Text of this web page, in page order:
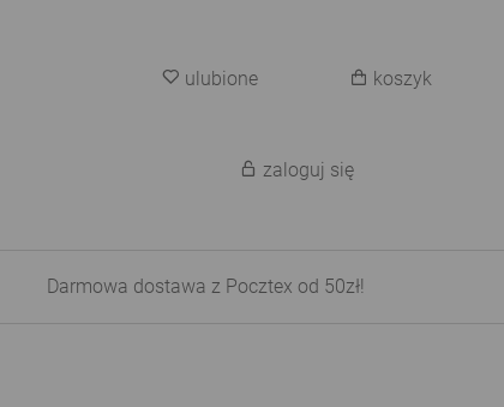
ulubione koszyk
zaloguj się
Darmowa dostawa z Pocztex od 50zł!